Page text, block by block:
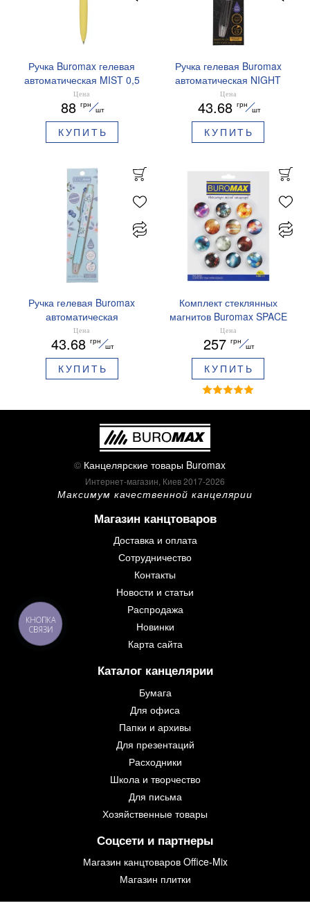
Ручка Buromax гелевая
автоматическая MIST 0,5
мм синие чернила
BM.83103
Цена
88 грн
шт
КУПИТЬ
Ручка гелевая Buromax
автоматическая NIGHT
SKY ZODIAC 0.5 мм
ароматизированный грипп
синие чернила BM.8379-
01
Цена
43.68 грн
шт
КУПИТЬ
Ручка гелевая Buromax
автоматическая
ARABESKI 0.5 мм
ароматизированный грипп
синие чернила в блистере
BM.8379-02
Цена
43.68 грн
шт
КУПИТЬ
Комплект стеклянных
магнитов Buromax SPACE
12 шт 30 мм BM.0048
Цена
257 грн
шт
КУПИТЬ
© Канцелярские товары Buromax
Интернет-магазин, Киев 2017-2026
Максимум качественной канцелярии
Магазин канцтоваров
Доставка и оплата
Сотрудничество
Контакты
Новости и статьи
Распродажа
Новинки
Карта сайта
Каталог канцелярии
Бумага
Для офиса
Папки и архивы
Для презентаций
Расходники
Школа и творчество
Для письма
Хозяйственные товары
Соцсети и партнеры
Магазин канцтоваров Office-Mix
Магазин плитки
КНОПКА
СВЯЗИ